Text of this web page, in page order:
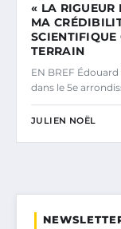
« LA RIGUEUR
MA
SCIENTIFIQUE
TERRAIN
EN BREF
dans le 5e
JULIEN NOËL